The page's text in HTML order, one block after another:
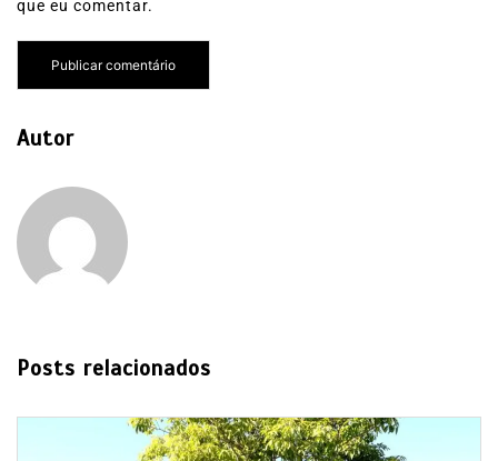
que eu comentar.
Autor
Posts relacionados